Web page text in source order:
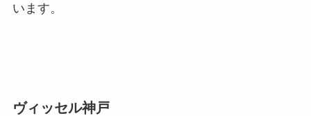
います。
ヴィッセル神戸